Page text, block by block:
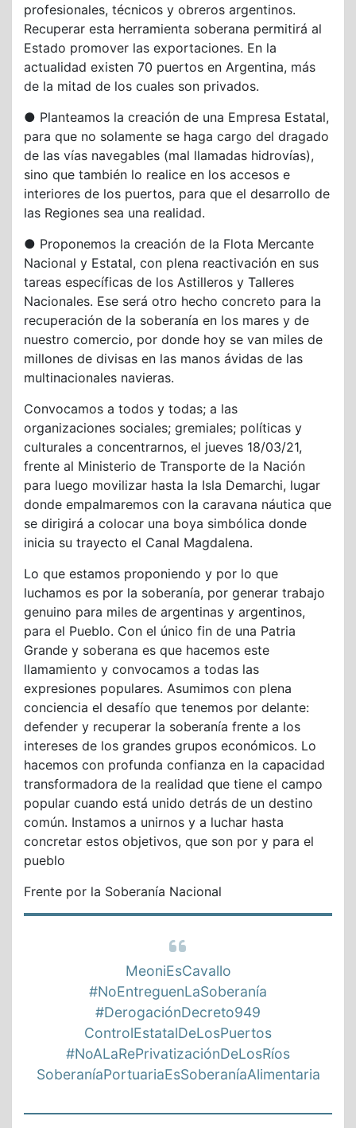
profesionales, técnicos y obreros argentinos.
Recuperar esta herramienta soberana permitirá al
Estado promover las exportaciones. En la
actualidad existen 70 puertos en Argentina, más
de la mitad de los cuales son privados.
● Planteamos la creación de una Empresa Estatal,
para que no solamente se haga cargo del dragado
de las vías navegables (mal llamadas hidrovías),
sino que también lo realice en los accesos e
interiores de los puertos, para que el desarrollo de
las Regiones sea una realidad.
● Proponemos la creación de la Flota Mercante
Nacional y Estatal, con plena reactivación en sus
tareas específicas de los Astilleros y Talleres
Nacionales. Ese será otro hecho concreto para la
recuperación de la soberanía en los mares y de
nuestro comercio, por donde hoy se van miles de
millones de divisas en las manos ávidas de las
multinacionales navieras.
Convocamos a todos y todas; a las
organizaciones sociales; gremiales; políticas y
culturales a concentrarnos, el jueves 18/03/21,
frente al Ministerio de Transporte de la Nación
para luego movilizar hasta la Isla Demarchi, lugar
donde empalmaremos con la caravana náutica que
se dirigirá a colocar una boya simbólica donde
inicia su trayecto el Canal Magdalena.
Lo que estamos proponiendo y por lo que
luchamos es por la soberanía, por generar trabajo
genuino para miles de argentinas y argentinos,
para el Pueblo. Con el único fin de una Patria
Grande y soberana es que hacemos este
llamamiento y convocamos a todas las
expresiones populares. Asumimos con plena
conciencia el desafío que tenemos por delante:
defender y recuperar la soberanía frente a los
intereses de los grandes grupos económicos. Lo
hacemos con profunda confianza en la capacidad
transformadora de la realidad que tiene el campo
popular cuando está unido detrás de un destino
común. Instamos a unirnos y a luchar hasta
concretar estos objetivos, que son por y para el
pueblo
Frente por la Soberanía Nacional
MeoniEsCavallo
#NoEntreguenLaSoberanía
#DerogaciónDecreto949
ControlEstatalDeLosPuertos
#NoALaRePrivatizaciónDeLosRíos
SoberaníaPortuariaEsSoberaníaAlimentaria